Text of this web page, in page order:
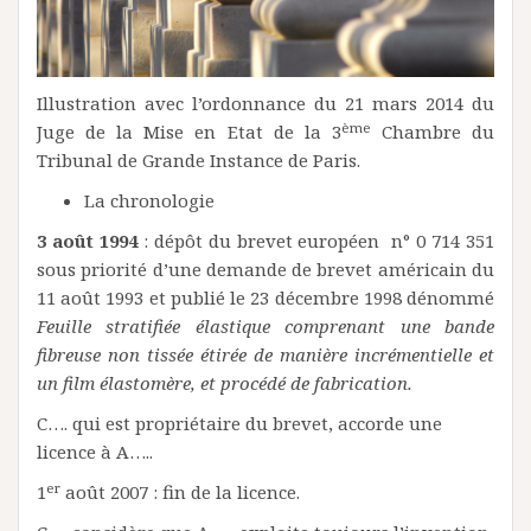
Illustration avec l’ordonnance du 21 mars 2014 du
Juge de la Mise en Etat de la 3ème
Chambre du
Tribunal de Grande Instance de Paris.
La chronologie
3 août 1994: dépôt du brevet européen n° 0 714 351
sous priorité d’une demande de brevet américain du
11 août 1993 et publié le 23 décembre 1998 dénommé
Feuille stratifiée élastique comprenant une bande
fibreuse non tissée étirée de manière incrémentielle et
un film élastomère, et procédé de fabrication.
C…. qui est propriétaire du brevet, accorde une
licence à A…..
1er août 2007 : fin de la licence.